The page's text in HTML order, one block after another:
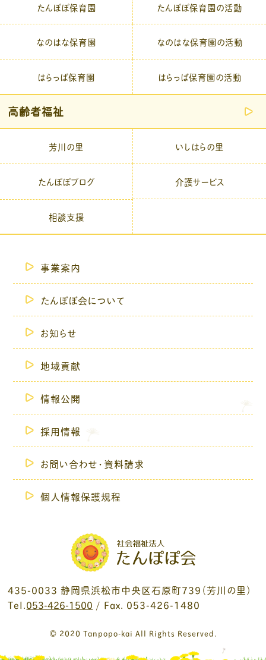
たんぽぽ保育園 たんぽぽ保育園の活動
なのはな保育園 なのはな保育園の活動
はらっぱ保育園 はらっぱ保育園の活動
高齢者福祉
芳川の里 いしはらの里
たんぽぽブログ 介護サービス
相談支援
事業案内
たんぽぽ会について
お知らせ
地域貢献
情報公開
採用情報
お問い合わせ・資料請求
個人情報保護規程
435-0033 静岡県浜松市中央区石原町739（芳川の里）
Tel.053-426-1500 / Fax. 053-426-1480
© 2020 Tanpopo-kai All Rights Reserved.